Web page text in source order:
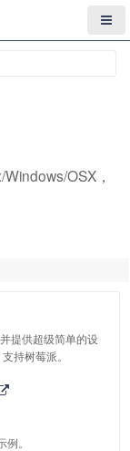
OSX，
提供超级简单的设
持树莓派。
。